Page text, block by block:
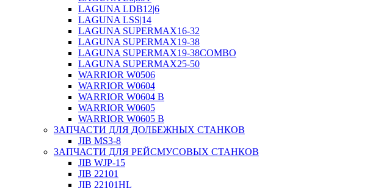
LAGUNA LDB12|6
LAGUNA LSS|14
LAGUNA SUPERMAX16-32
LAGUNA SUPERMAX19-38
LAGUNA SUPERMAX19-38COMBO
LAGUNA SUPERMAX25-50
WARRIOR W0506
WARRIOR W0604
WARRIOR W0604 B
WARRIOR W0605
WARRIOR W0605 B
ЗАПЧАСТИ ДЛЯ ДОЛБЕЖНЫХ СТАНКОВ
JIB MS3-8
ЗАПЧАСТИ ДЛЯ РЕЙСМУСОВЫХ СТАНКОВ
JIB WJP-15
JIB 22101
JIB 22101HL